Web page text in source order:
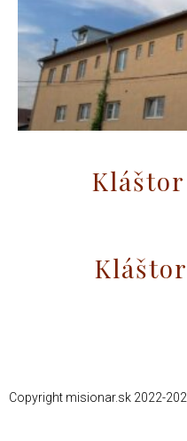
Copyright misionar.sk 2022-